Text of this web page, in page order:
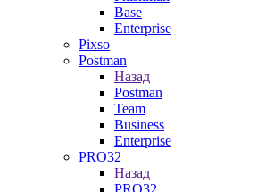
Base
Enterprise
Pixso
Postman
Назад
Postman
Team
Business
Enterprise
PRO32
Назад
PRO32